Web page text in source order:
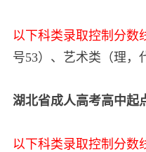
以下科类录取控制分数
号53）、艺术类（理，
湖北省成人高考高中起
以下科类录取控制分数